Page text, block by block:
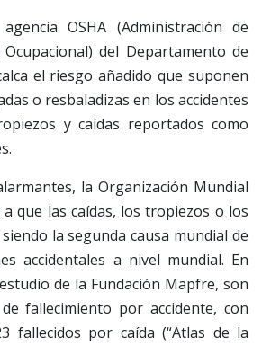
OSHA (Administración de
del Departamento de
el riesgo añadido que suponen
o resbaladizas en los accidentes
y caídas reportados como
la Organización Mundial
que las caídas, los tropiezos o los
la segunda causa mundial de
accidentales a nivel mundial. En
de la Fundación Mapfre, son
fallecimiento por accidente, con
fallecidos por caída (“Atlas de la